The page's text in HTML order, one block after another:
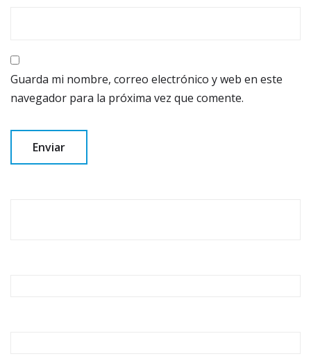
Guarda mi nombre, correo electrónico y web en este
navegador para la próxima vez que comente.